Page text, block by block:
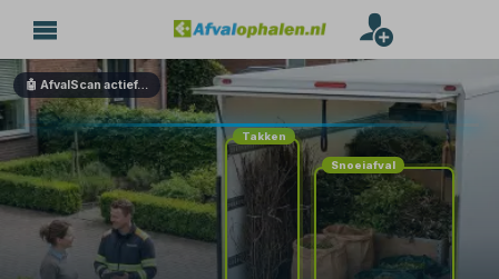
🤖 AfvalScan actief…
Takken
Snoeiafval